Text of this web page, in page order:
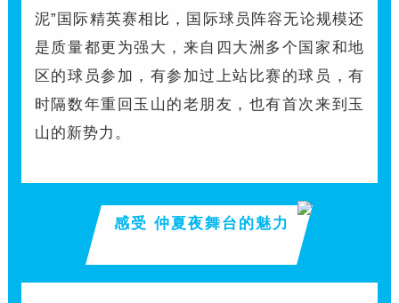
泥”国际精英赛相比，国际球员阵容无论规模还
是质量都更为强大，来自四大洲多个国家和地
区的球员参加，有参加过上站比赛的球员，有
时隔数年重回玉山的老朋友，也有首次来到玉
山的新势力。
感受 仲夏夜舞台的魅力